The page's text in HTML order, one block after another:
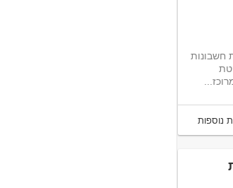
חשבונות
נוספות